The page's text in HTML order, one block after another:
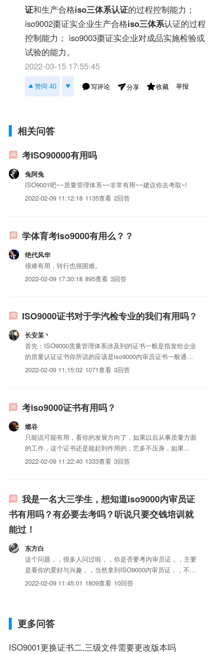
证和生产合格iso三体系认证的过程控制能力；
iso9002棗证实企业生产合格iso三体系认证的过程
控制能力； iso9003棗证实企业对成品实施检验或
试验的能力。
2022-03-15 17:55:45
赞同 40 写评论 分享 收藏 举报
相关问答
考ISO90000有用吗
兔阿兔
ISO9001吧~~质量管理体系~~非常有用~~建议你去考取~!
2022-02-09 11:12:18 1135查看 2回答
学体育考iso9000有用么？？
绝代风华
很难有用，转行也很困难。
2022-02-09 17:30:18 895查看 3回答
ISO9000证书对于学汽检专业的我们有用吗？
长安某丶
首先：ISO9000质量管理体系涉及到的证书一般是指发给企业
的质量认证证书你所说的应该是iso9000内审员证书一般通过
iso9000质量管理体系认证的公司才会需要内审员证书，并且
2022-02-09 11:15:02 1071查看 3回答
考iso9000证书有用吗？
燃谷
只能说可能有用，看你的发展方向了，如果以后从事质量方面
的工作，这个证书还是能起到作用的，艺多不压身，如果
MONEY富裕，能考考一个吧。
2022-02-09 11:22:40 1333查看 3回答
我是一名大三学生，想知道iso9000内审员证
书有用吗？有必要去考吗？听说只要交钱培训就
能过！
东方白
这个问题，，很多人问过啦，，你是否要考内审员证，，主要
是看你的爱好与兴趣，，当然拿到ISO9000内审员证，，不代
表你对体系就是熟悉。。而是要在企业做内审工作，，内审资
2022-02-09 11:45:01 1809查看 10回答
更多问答
ISO9001更换证书二,三级文件需要更改版本吗